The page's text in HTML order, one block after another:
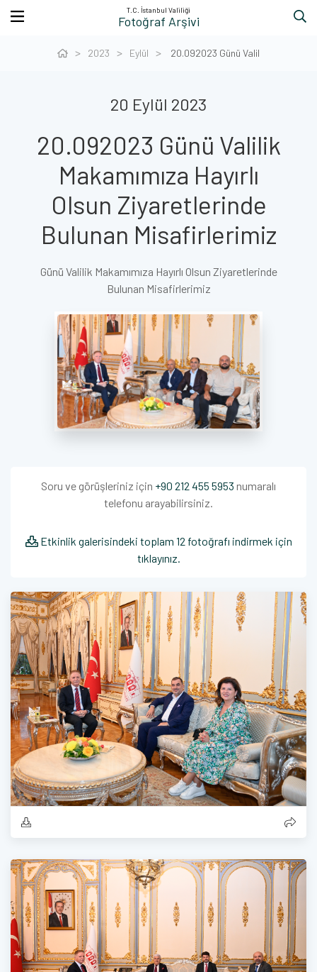
T.C. İstanbul Valiliği
Fotoğraf Arşivi
2023 Eylül 20.092023 Günü Valil
20 Eylül 2023
20.092023 Günü Valilik
Makamımıza Hayırlı
Olsun Ziyaretlerinde
Bulunan Misafirlerimiz
Günü Valilik Makamımıza Hayırlı Olsun Ziyaretlerinde
Bulunan Misafirlerimiz
Soru ve görüşleriniz için +90 212 455 5953 numaralı
telefonu arayabilirsiniz.
Etkinlik galerisindeki toplam 12 fotoğrafı indirmek için
tıklayınız.